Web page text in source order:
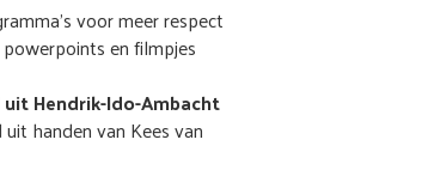
voor meer respect
en filmpjes
Hendrik-Ido-Ambacht
handen van Kees van